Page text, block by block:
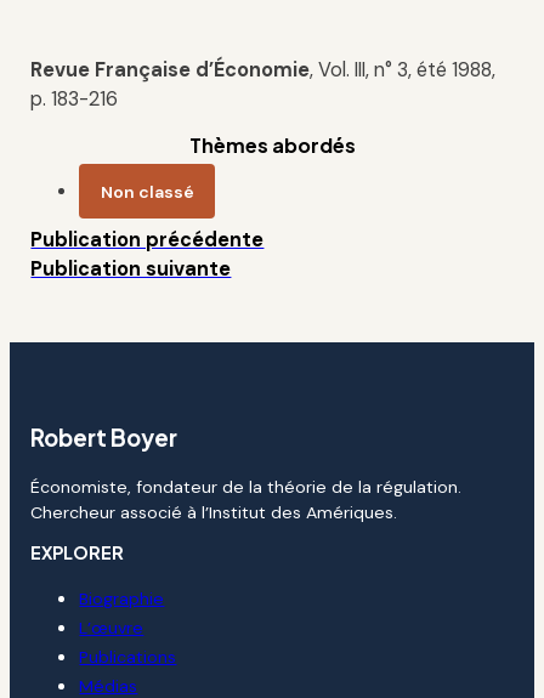
Revue Française d’Économie, Vol. III, n° 3, été 1988,
p. 183-216
Thèmes abordés
Non classé
Publication précédente
Publication suivante
Robert Boyer
Économiste, fondateur de la théorie de la régulation.
Chercheur associé à l’Institut des Amériques.
EXPLORER
Biographie
L’œuvre
Publications
Médias